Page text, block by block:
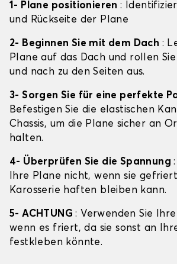
1- Plane positionieren:
und Rückseite der Plane
2- Beginnen Sie mit dem Dach :
Plane auf das Dach und rollen
und nach zu den Seiten aus.
3- Sorgen Sie für eine perfekte
Befestigen Sie die elastischen
Chassis, um die Plane sicher an
halten.
4- Überprüfen Sie die Spannung
Ihre Plane nicht, wenn sie
Karosserie haften bleiben kann.
5- ACHTUNG: Verwenden Sie
wenn es friert, da sie sonst an
festkleben könnte.